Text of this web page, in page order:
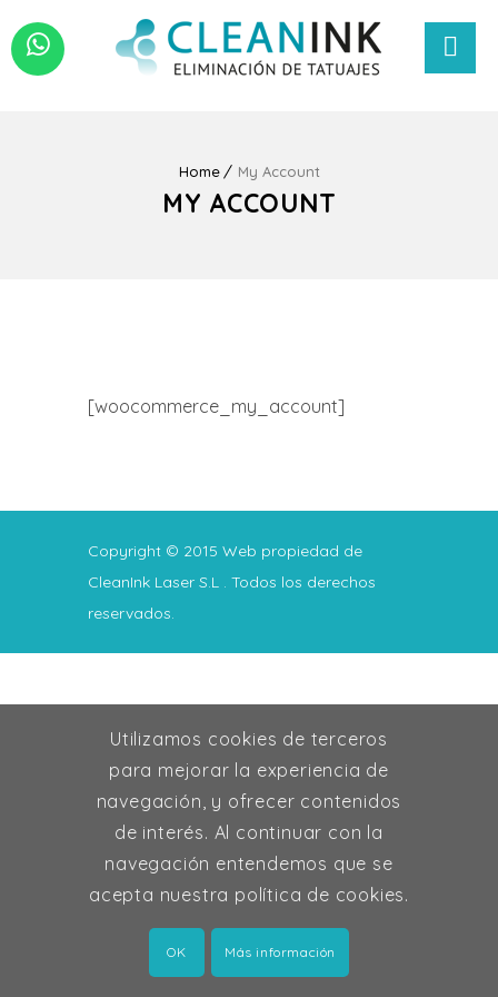
Home My Account
MY ACCOUNT
[woocommerce_my_account]
Copyright © 2015 Web propiedad de
CleanInk Laser S.L . Todos los derechos
reservados.
Utilizamos cookies de terceros
para mejorar la experiencia de
navegación, y ofrecer contenidos
de interés. Al continuar con la
navegación entendemos que se
acepta nuestra política de cookies.
OK Más información
usuario. Si continúa navegando está dando su consentimiento para la
, pinche el enlace para mayor información.
ACEPTAR